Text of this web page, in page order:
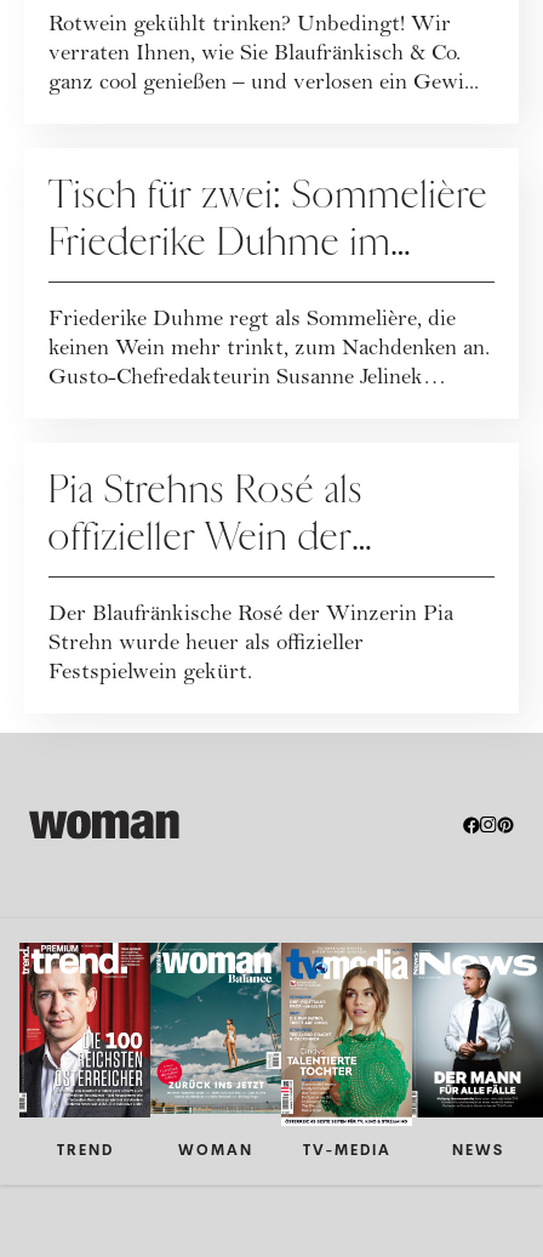
Rotwein gekühlt trinken? Unbedingt! Wir
verraten Ihnen, wie Sie Blaufränkisch & Co.
ganz cool genießen – und verlosen ein Gewi...
Tisch für zwei: Sommelière
Friederike Duhme im
Gourmet-Talk
Friederike Duhme regt als Sommelière, die
keinen Wein mehr trinkt, zum Nachdenken an.
Gusto-Chefredakteurin Susanne Jelinek
Pia Strehns Rosé als
offizieller Wein der
Salzburger Festspiele 2024
gekürt
Der Blaufränkische Rosé der Winzerin Pia
Strehn wurde heuer als offizieller
Festspielwein gekürt.
TREND WOMAN TV-MEDIA NEWS